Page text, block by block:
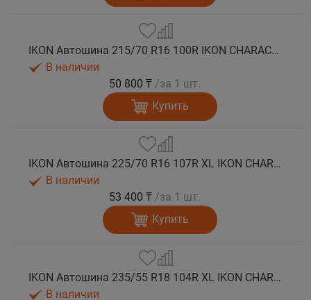
IKON Автошина 215/70 R16 100R IKON CHARACTER SNOW 2 SUV зима
В наличии
50 800 ₸ /за 1 шт.
Купить
IKON Автошина 225/70 R16 107R XL IKON CHARACTER SNOW 2 SUV зима
В наличии
53 400 ₸ /за 1 шт.
Купить
IKON Автошина 235/55 R18 104R XL IKON CHARACTER SNOW 2 SUV зима
В наличии